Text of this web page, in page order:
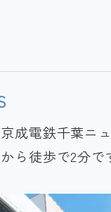
成電鉄千葉ニ
ら徒歩で2分で